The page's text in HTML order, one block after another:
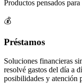
Productos pensados
💰
Préstamos
Soluciones financieras
resolvé gastos del día a
posibilidades y atención